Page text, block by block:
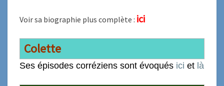
Voir sa biographie plus complète : ici
Colette
Ses épisodes corréziens sont évoqués ici et là